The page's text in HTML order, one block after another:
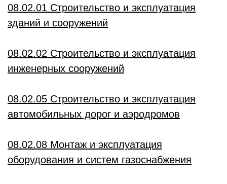
08.02.01 Строительство и эксплуатация
зданий и сооружений
08.02.02 Строительство и эксплуатация
инженерных сооружений
08.02.05 Строительство и эксплуатация
автомобильных дорог и аэродромов
08.02.08 Монтаж и эксплуатация
оборудования и систем газоснабжения